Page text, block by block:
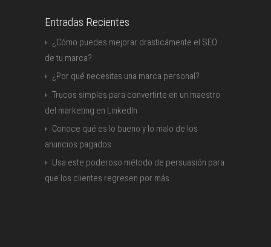
Entradas Recientes
¿Cómo puedes mejorar drasticámente el SEO
de tu marca?
¿Por qué necesitas una marca personal?
Trucos simples para convertirte en un maestro
del marketing en LinkedIn
Conoce qué es lo bueno y lo malo de los
anuncios pagados
Usa este poderoso método de persuasión para
que los clientes regresen por más